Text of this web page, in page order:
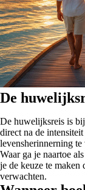
De
De huwelijksreis is
direct na de
levensherinnerning
Waar ga je naartoe
je de keuze te
verwachten.